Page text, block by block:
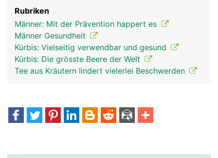
Rubriken
Männer: Mit der Prävention happert es
Männer Gesundheit
Kürbis: Vielseitig verwendbar und gesund
Kürbis: Die grösste Beere der Welt
Tee aus Kräutern lindert vielerlei Beschwerden